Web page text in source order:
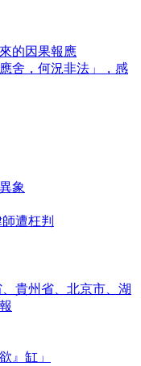
的因果報應
舍，何況非法」，感
象
遭枉判
貴州省、北京市、湖
』缸」